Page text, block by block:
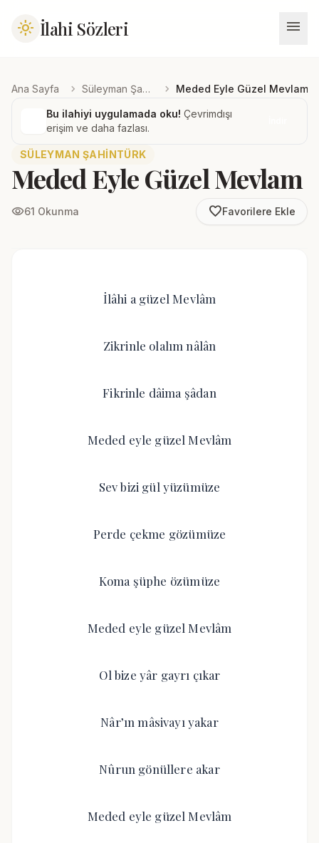
light_mode İlahi Sözleri menu
Ana Sayfa chevron_right Süleyman Şahintürk chevron_right Meded Eyle Güzel Mevlam
Bu ilahiyi uygulamada oku! Çevrimdışı
erişim ve daha fazlası.
SÜLEYMAN ŞAHINTÜRK
Meded Eyle Güzel Mevlam
visibility61 Okunma favorite_borderFavorilere Ekle
İlâhi a güzel Mevlâm
Zikrinle olalım nâlân
Fikrinle dâima şâdan
Meded eyle güzel Mevlâm
Sev bizi gül yüzümüze
Perde çekme gözümüze
Koma şüphe özümüze
Meded eyle güzel Mevlâm
Ol bize yâr gayrı çıkar
Nâr’ın mâsivayı yakar
Nûrun gönüllere akar
Meded eyle güzel Mevlâm